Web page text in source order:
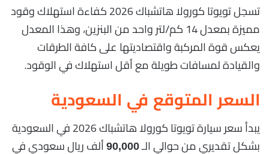
تسجل تويوتا كورولا هاتشباك 2026 كفاءة استهلاك وقود
مميزة بمعدل 14 كم/لتر واحد من البنزين، وهذا المعدل
يعكس قوة المركبة واقتصاديتها على كافة الطرقات
والقيادة لمسافات طويلة مع أقل استهلاك في الوقود.
السعر المتوقع في السعودية
يبدأ سعر سيارة تويوتا كورولا هاتشباك 2026 في السعودية
بشكل تقديري من حوالي الـ90,000 ألف ريال سعودي في